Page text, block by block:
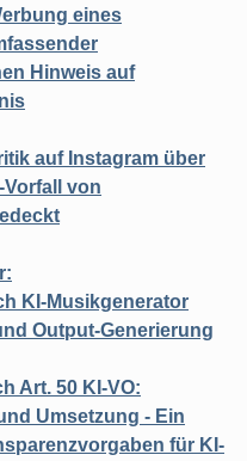
eines
Hinweis auf
auf Instagram über
Vorfall von
KI-Musikgenerator
Output-Generierung
Art. 50 KI-VO:
Umsetzung - Ein
für KI-